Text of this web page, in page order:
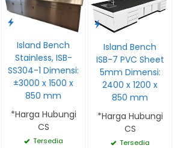
Island Bench
Stainless, ISB-
SS304-1 Dimensi:
±3000 x 1500 x
850 mm
*Harga Hubungi
CS
Tersedia
Island Bench
ISB-7 PVC Sheet
5mm Dimensi:
2400 x 1200 x
850 mm
*Harga Hubungi
CS
Tersedia